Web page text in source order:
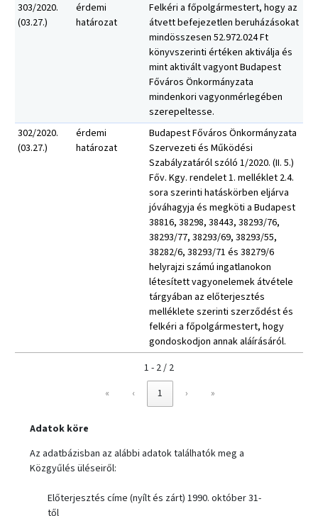
303/2020.
(03.27.)
érdemi
határozat
Felkéri a főpolgármestert, hogy az
átvett befejezetlen beruházásokat
mindösszesen 52.972.024 Ft
könyvszerinti értéken aktiválja és
mint aktivált vagyont Budapest
Főváros Önkormányzata
mindenkori vagyonmérlegében
szerepeltesse.
302/2020.
(03.27.)
érdemi
határozat
Budapest Főváros Önkormányzata
Szervezeti és Működési
Szabályzatáról szóló 1/2020. (II. 5.)
Főv. Kgy. rendelet 1. melléklet 2.4.
sora szerinti hatáskörben eljárva
jóváhagyja és megköti a Budapest
38816, 38298, 38443, 38293/76,
38293/77, 38293/69, 38293/55,
38282/6, 38293/71 és 38279/6
helyrajzi számú ingatlanokon
létesített vagyonelemek átvétele
tárgyában az előterjesztés
melléklete szerinti szerződést és
felkéri a főpolgármestert, hogy
gondoskodjon annak aláírásáról.
1 - 2 / 2
«
‹ 1 › »
Adatok köre
Az adatbázisban az alábbi adatok találhatók meg a
Közgyűlés üléseiről:
Előterjesztés címe (nyílt és zárt) 1990. október 31-
től